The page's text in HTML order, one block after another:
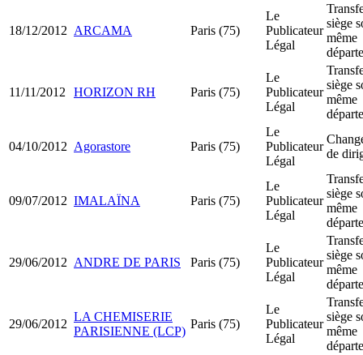
18/12/2012 ARCAMA Paris (75)
Le
Publicateur
Légal
siège
même
11/11/2012 HORIZON RH Paris (75)
Le
Publicateur
Légal
siège
même
04/10/2012 Agorastore Paris (75)
Le
Publicateur
Légal
de
09/07/2012 IMALAÏNA Paris (75)
Le
Publicateur
Légal
siège
même
29/06/2012 ANDRE DE PARIS Paris (75)
Le
Publicateur
Légal
siège
même
29/06/2012
LA CHEMISERIE
PARISIENNE (LCP)
Paris (75)
Le
Publicateur
Légal
siège
même